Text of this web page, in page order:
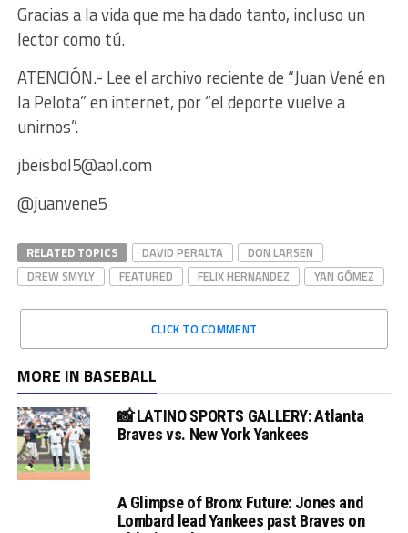
Gracias a la vida que me ha dado tanto, incluso un
lector como tú.
ATENCIÓN.- Lee el archivo reciente de “Juan Vené en
la Pelota” en internet, por “el deporte vuelve a
unirnos”.
jbeisbol5@aol.com
@juanvene5
RELATED TOPICS DAVID PERALTA
DON LARSEN
DREW SMYLY
FEATURED FELIX HERNANDEZ YAN GÓMEZ
CLICK TO COMMENT
MORE IN BASEBALL
📸 LATINO SPORTS GALLERY: Atlanta
Braves vs. New York Yankees
A Glimpse of Bronx Future: Jones and
Lombard lead Yankees past Braves on